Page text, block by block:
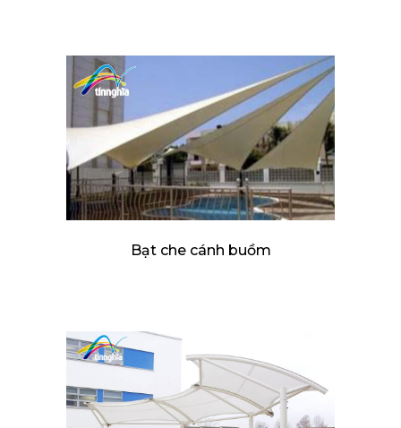
Bạt che cánh buồm